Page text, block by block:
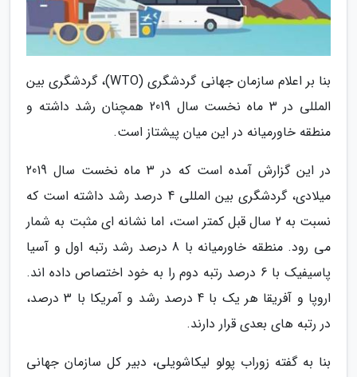
بنا بر اعلام سازمان جهانی گردشگری (WTO)، گردشگری بین
المللی در 3 ماه نخست سال 2019 همچنان رشد داشته و
منطقه خاورمیانه در این میان پیشتاز است.
در این گزارش آمده است که در 3 ماه نخست سال 2019
میلادی، گردشگری بین المللی 4 درصد رشد داشته است که
نسبت به 2 سال قبل کمتر است، اما نشانه ای مثبت به شمار
می رود. منطقه خاورمیانه با 8 درصد رشد رتبه اول و آسیا
پاسیفیک با 6 درصد رتبه دوم را به خود اختصاص داده اند.
اروپا و آفریقا هر یک با 4 درصد رشد و آمریکا با 3 درصد،
در رتبه های بعدی قرار دارند.
بنا به گفته زوراب پولو لیکاشویلی، دبیر کل سازمان جهانی